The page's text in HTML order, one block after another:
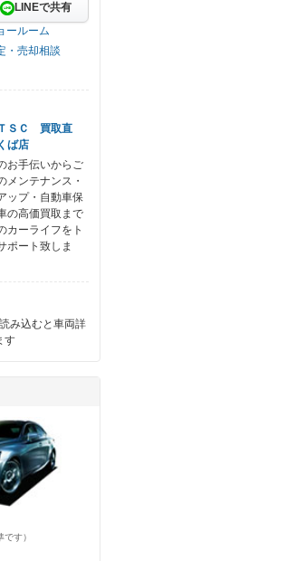
LINEで共有
ールーム
・売却相談
ＴＳＣ 買取直
ば店
お手伝いからご
メンテナンス・
ップ・自動車保
の高価買取まで
カーライフをト
ポート致しま
み込むと車両詳
す
す）